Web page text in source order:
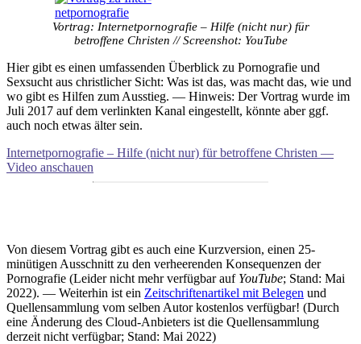
Vortrag: Internetpornografie – Hilfe (nicht nur) für
betroffene Christen // Screenshot: YouTube
Hier gibt es einen umfassenden Überblick zu Pornografie und
Sexsucht aus christlicher Sicht: Was ist das, was macht das, wie und
wo gibt es Hilfen zum Ausstieg. — Hinweis: Der Vortrag wurde im
Juli 2017 auf dem verlinkten Kanal eingestellt, könnte aber ggf.
auch noch etwas älter sein.
Internetpornografie – Hilfe (nicht nur) für betroffene Christen —
Video anschauen
Von diesem Vortrag gibt es auch eine Kurzversion, einen 25-
minütigen Ausschnitt zu den verheerenden Konsequenzen der
Pornografie (Leider nicht mehr verfügbar auf YouTube; Stand: Mai
2022). — Weiterhin ist ein Zeitschriftenartikel mit Belegen und
Quellensammlung vom selben Autor kostenlos verfügbar! (Durch
eine Änderung des Cloud-Anbieters ist die Quellensammlung
derzeit nicht verfügbar; Stand: Mai 2022)